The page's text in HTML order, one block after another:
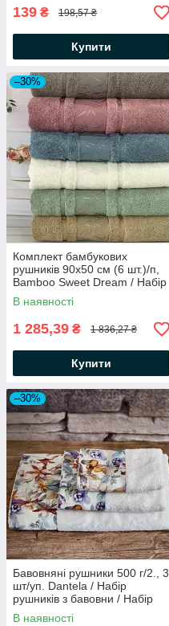
139 ₴ 198,57 ₴
Купити
–30%
Комплект бамбукових
рушників 90х50 см (6 шт.)/п,
Bamboo Sweet Dream / Набір
рушників / Ніжні рушники для
обличчя
В наявності
1 285,39 ₴ 1 836,27 ₴
Купити
–30%
Бавовняні рушники 500 г/2., 3
шт/уп. Dantela / Набір
рушників з бавовни / Набір
рушників
В наявності